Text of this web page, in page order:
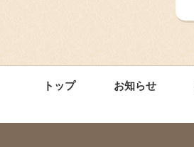
トップ お知らせ